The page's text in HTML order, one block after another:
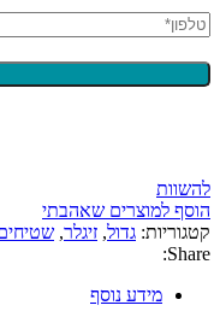
להשוות
הוסף למוצרים שאהבתי
קטגוריות: גדול, זיגלר,
Share:
מידע נוסף